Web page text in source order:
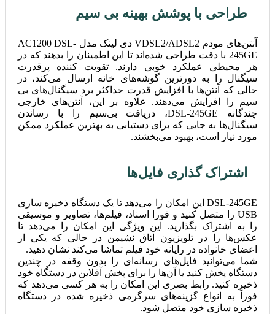
طراحی با پوشش بهینه بی سیم
آنتن‌های مودم VDSL2/ADSL2 دی لینک مدل AC1200 DSL-
245GE با دقت طراحی شده‌اند تا این اطمینان را بدهند که در
هر محیطی عملکرد خوبی دارند. تقویت کننده پرقدرت
سیگنال را به دورترین گوشه‌های خانه ارسال می‌کند، در
حالی که آنتن‌ها با افزایش قدرت حداکثر برد سیگنال‌های بی
سیم را افزایش می‌دهند. علاوه بر این، آنتن‌های خارجی
چندگانه DSL-245GE، دریافت بی‌سیم را با رساندن
سیگنال‌ها به جایی که برای دستیابی به بهترین عملکرد ممکن
مورد نیاز است، بهبود می‌بخشند.
اشتراک گذاری فایل‌ها
DSL-245GE این امکان را می‌دهد تا یک دستگاه ذخیره سازی
USB را متصل کنید و فورا اسناد، فیلم‌ها، تصاویر و موسیقی
را به اشتراک بگذارید. این ویژگی این امکان را می‌دهد تا
عکس‌ها را در تلویزیون اتاق نشیمن در حالی که یکی از
اعضای خانواده در رایانه خود فیلم تماشا می‌کند نشان دهید.
شما می‌توانید فایل‌های رسانه‌ای را بدون وقفه در چندین
دستگاه پخش کنید یا آن‌ها را برای پخش آفلاین در دستگاه خود
ذخیره کنید. رابط بصری این امکان را به هر کسی می‌دهد که
فوراً به انواع گزینه‌های سرگرمی ذخیره شده در دستگاه
ذخیره سازی خود متصل شود.